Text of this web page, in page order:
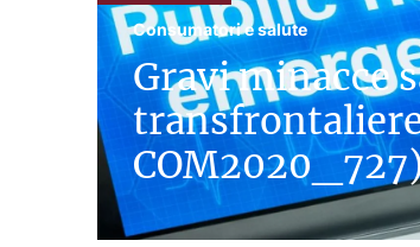
Consumatori e salute
Gravi minacce